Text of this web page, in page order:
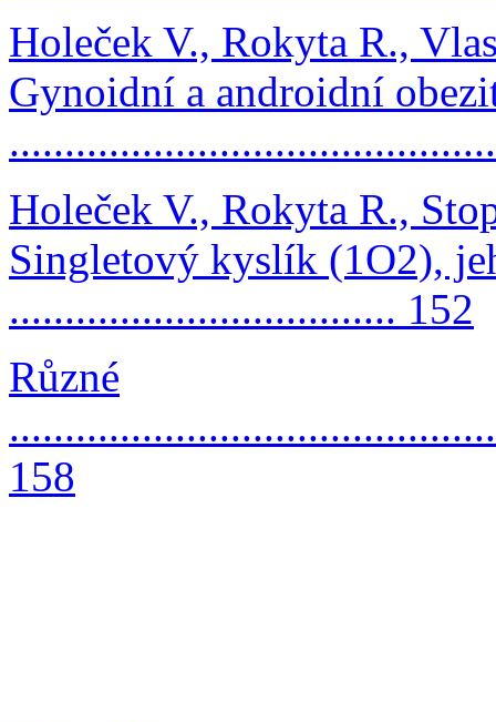
Holeček V., Rokyta R.,
Gynoidní a androidní
Holeček V., Rokyta R.,
Singletový kyslík (1O2),
................................... 152
Různé
158